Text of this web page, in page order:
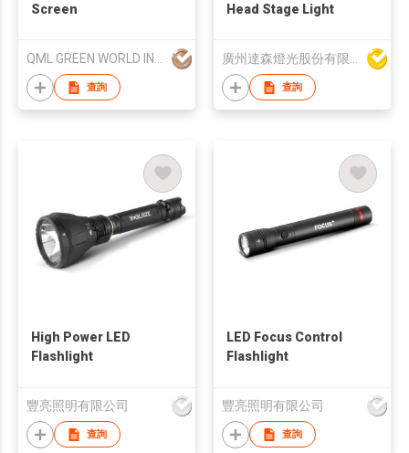
Screen
查詢
Head Stage Light
查詢
High Power LED
Flashlight
豐亮照明有限公司
查詢
LED Focus Control
Flashlight
豐亮照明有限公司
查詢